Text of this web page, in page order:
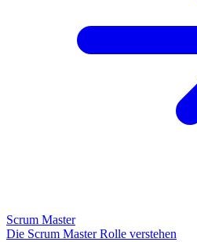
Scrum Master
Die Scrum Master Rolle verstehen